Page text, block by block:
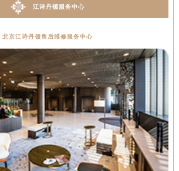
江诗丹顿服务中心
北京江诗丹顿售后维修服务中心